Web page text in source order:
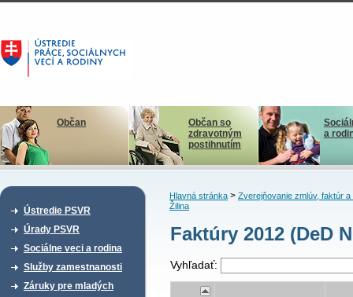
Občan
Občan so
zdravotným
postihnutím
a
Ústredie PSVR
Úrady PSVR
Sociálne veci a rodina
Služby zamestnanosti
Záruky pre mladých
Hlavná stránka> Zverejňovanie zmlúv, faktúr a
Žilina
Faktúry 2012 (DeD
Vyhľadať: